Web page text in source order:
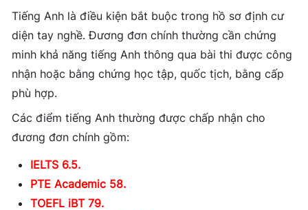
Tiếng Anh là điều kiện bắt buộc trong hồ sơ định cư
diện tay nghề. Đương đơn chính thường cần chứng
minh khả năng tiếng Anh thông qua bài thi được công
nhận hoặc bằng chứng học tập, quốc tịch, bằng cấp
phù hợp.
Các điểm tiếng Anh thường được chấp nhận cho
đương đơn chính gồm:
IELTS 6.5.
PTE Academic 58.
TOEFL iBT 79.